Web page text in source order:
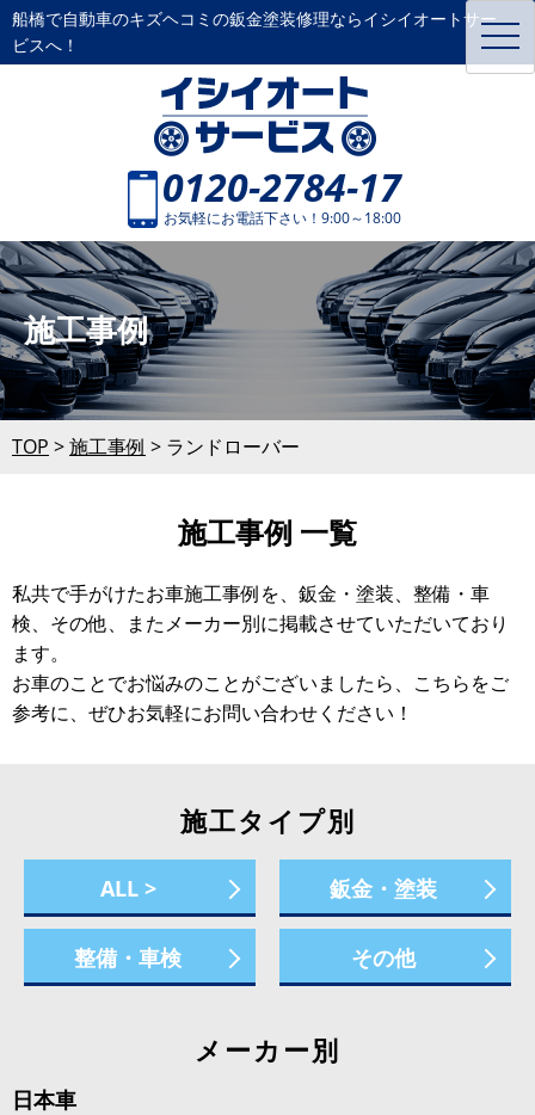
船橋で自動車のキズヘコミの鈑金塗装修理ならイシイオートサー
ビスへ！
0120-2784-17
お気軽にお電話下さい！9:00～18:00
施工事例
TOP >施工事例 > ランドローバー
施工事例 一覧
私共で手がけたお車施工事例を、鈑金・塗装、整備・車
検、その他、またメーカー別に掲載させていただいており
ます。
お車のことでお悩みのことがございましたら、こちらをご
参考に、ぜひお気軽にお問い合わせください！
施工タイプ別
ALL > 鈑金・塗装
整備・車検 その他
メーカー別
日本車